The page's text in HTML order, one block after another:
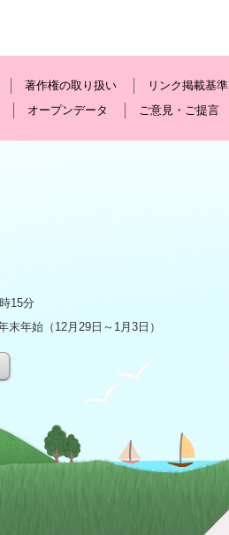
著作権の取り扱い リンク掲載基準
オープンデータ
ご意見・ご提言
15分
末年始（12月29日～1月3日）